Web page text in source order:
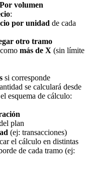
Por volumen
:
por unidad de cada
otro tramo
más de X (sin límite
si corresponde
se calculará desde
esquema de cálculo:
plan
(ej: transacciones)
el cálculo en distintas
de cada tramo (ej: